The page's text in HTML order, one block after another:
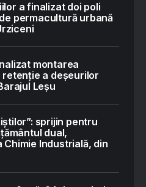
a finalizat doi poli
permacultură urbană
montarea
retenție a deșeurilor
Leșu
sprijin pentru
dual,
Industrială, din